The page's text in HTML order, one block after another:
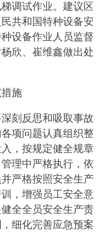
调试作业。建议区
共和国特种设备安
设备作业人员监督
欣、崔维鑫做出处
施
深刻反思和吸取事故
项问题认真组织整
，按规定健全规章
理中严格执行，依
严格按照安全生产
，增强员工安全意
全全员安全生产责
细化完善应急预案